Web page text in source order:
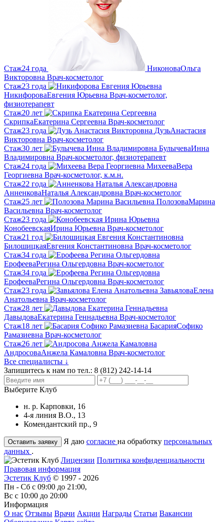
Стаж24 года НиконоваОльга
Викторовна Врач-косметолог
Стаж23 года
НикифороваЕвгения Юрьевна Врач-косметолог,
физиотерапевт
Стаж20 лет
СкрипкаЕкатерина Сергеевна Врач-косметолог
Стаж23 года ДузьАнастасия
Викторовна Врач-косметолог
Стаж30 лет БулычеваИнна
Владимировна Врач-косметолог, физиотерапевт
Стаж24 года МихееваВера
Георгиевна Врач-косметолог, к.м.н.
Стаж22 года
АнненковаНаталья Александровна Врач-косметолог
Стаж25 лет ПолозоваМарина
Васильевна Врач-косметолог
Стаж23 года
КонобеевскаяИрина Юрьевна Врач-косметолог
Стаж21 год
БилошицкаяЕвгения Константиновна Врач-косметолог
Стаж34 года
ЕрофееваРегина Ольгердовна Врач-косметолог
Стаж34 года
ЕрофееваРегина Ольгердовна Врач-косметолог
Стаж23 года ЗавьяловаЕлена
Анатольевна Врач-косметолог
Стаж28 лет
ДавыдоваЕкатерина Геннадьевна Врач-косметолог
Стаж18 лет БасарияСофико
Рамазиевна Врач-косметолог
Стаж26 лет
АндросоваАнжела Камаловна Врач-косметолог
Все специалисты ↓
Запишитесь к нам по тел.: 8 (812) 242-14-14
Выберите Клуб
н. р. Карповки, 16
4-я линия В.О., 13
Комендантский пр., 9
Я даю согласие на обработку персональных
данных .
Лицензии Политика конфиденциальности
Правовая информация
Эстетик Клуб © 1997 - 2026
Пн - Сб с 09:00 до 21:00,
Вс с 10:00 до 20:00
Информация
О нас Отзывы Врачи Акции Награды Статьи Вакансии